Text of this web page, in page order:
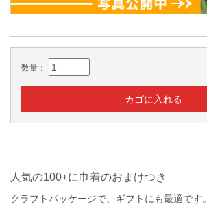
数量：
カゴに入れる
人気の100+に巾着のおまけつき
クラフトパッケージで、ギフトにも最適です。